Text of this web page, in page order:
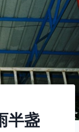
半盏